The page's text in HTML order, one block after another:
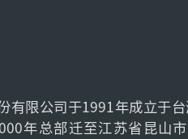
有限公司于1991年成立于
年总部迁至江苏省昆山